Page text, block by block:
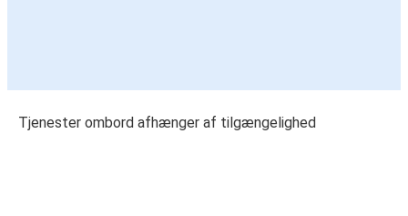
Tjenester ombord afhænger af tilgængelighed